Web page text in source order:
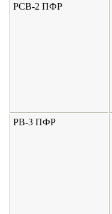
РСВ-2 ПФР
РВ-3 ПФР